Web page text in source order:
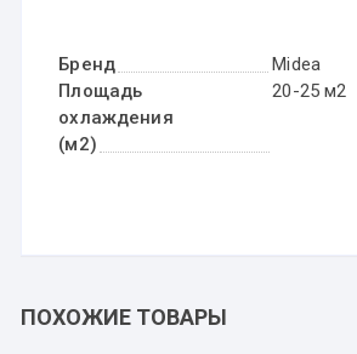
Бренд
Midea
Площадь
охлаждения
(м2)
20-25 м2
ПОХОЖИЕ ТОВАРЫ